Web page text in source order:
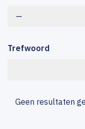
—
Trefwoord
Geen resultaten